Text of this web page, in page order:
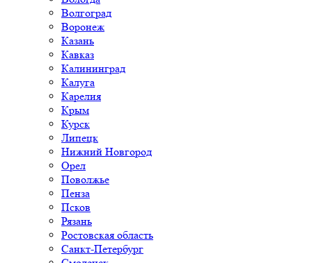
Волгоград
Воронеж
Казань
Кавказ
Калининград
Калуга
Карелия
Крым
Курск
Липецк
Нижний Новгород
Орел
Поволжье
Пенза
Псков
Рязань
Ростовская область
Санкт-Петербург